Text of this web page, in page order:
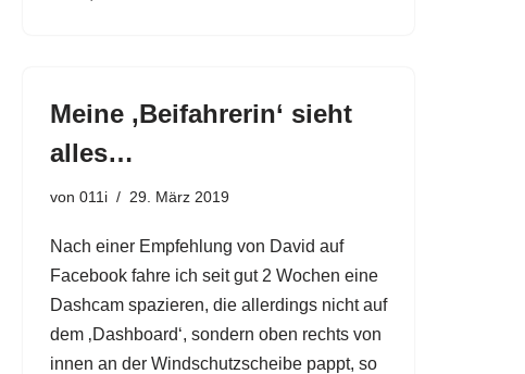
Meine ‚Beifahrerin‘ sieht
alles…
von 011i 29. März 2019
Nach einer Empfehlung von David auf
Facebook fahre ich seit gut 2 Wochen eine
Dashcam spazieren, die allerdings nicht auf
dem ‚Dashboard‘, sondern oben rechts von
innen an der Windschutzscheibe pappt, so